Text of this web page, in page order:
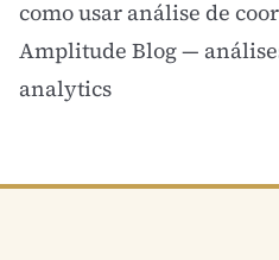
como usar análise de
Amplitude Blog—
analytics